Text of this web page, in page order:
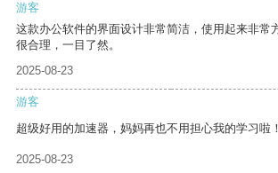
游客
这款办公软件的界面设计非常简洁，使用起来非常
很合理，一目了然。
2025-08-23
游客
超级好用的加速器，妈妈再也不用担心我的学习啦！
2025-08-23